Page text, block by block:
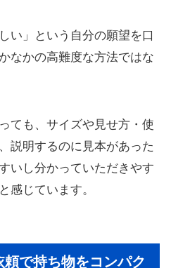
い」という自分の願望を口
なかの高難度な方法ではな
ても、サイズや見せ方・使
説明するのに見本があった
いし分かっていただきやす
感じています。
で持ち物をコンパク